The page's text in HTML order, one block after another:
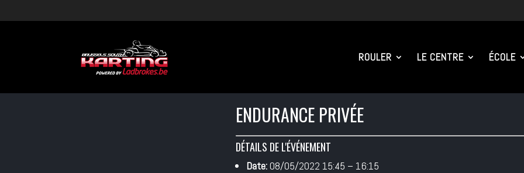
ROULER LE CENTRE ÉCOLE
ENDURANCE PRIVÉE
DÉTAILS DE L'ÉVÉNEMENT
Date:08/05/2022 15:45 – 16:15